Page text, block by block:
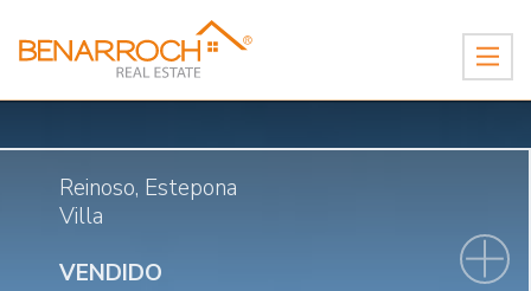
Reinoso, Estepona
Villa
VENDIDO